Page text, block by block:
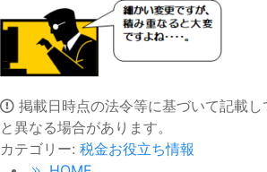
掲載日時点の法令等に基づいて記載
と異なる場合があります。
カテゴリー: 税金お役立ち情報